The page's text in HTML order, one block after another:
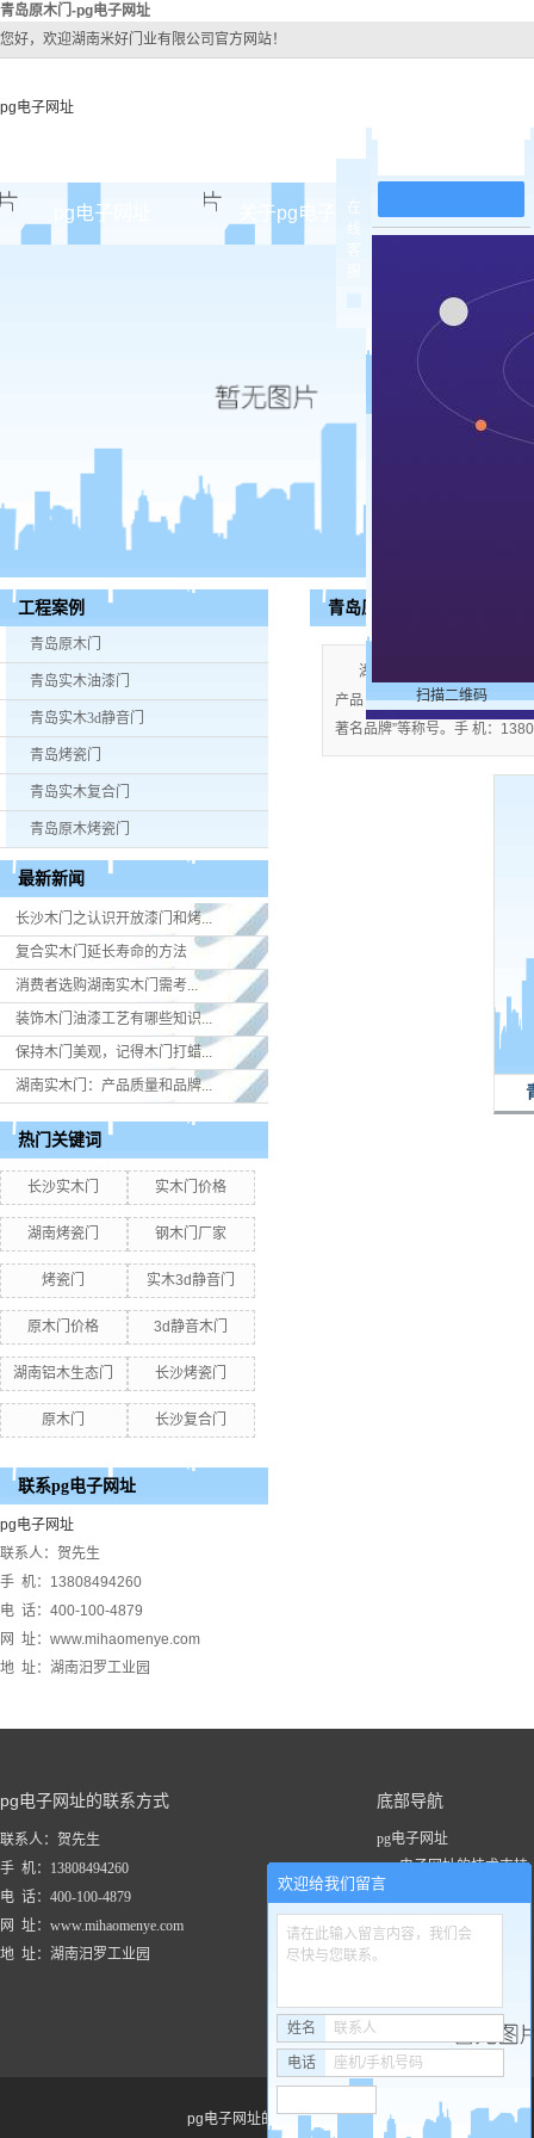
青岛原木门-pg电子网址
您好，欢迎湖南米好门业有限公司官方网站！
pg电子网址
pg电子网址 关于pg电子网址
公司团队
pg电子网址
青岛实木
青岛实木
青岛烤
青岛实木
工程案例
青岛原木门
青岛实木油漆门
青岛实木3d静音门
青岛烤瓷门
青岛实木复合门
青岛原木烤瓷门
最新新闻
长沙木门之认识开放漆门和烤...
复合实木门延长寿命的方法
消费者选购湖南实木门​需考...
装饰木门油漆工艺有哪些知识...
保持木门美观，记得木门打蜡...
湖南实木门：产品质量和品牌...
热门关键词
长沙实木门 实木门价格
湖南烤瓷门 钢木门厂家
烤瓷门 实木3d静音门
原木门价格 3d静音木门
湖南铝木生态门 长沙烤瓷门
原木门 长沙复合门
联系pg电子网址
pg电子网址
联系人：贺先生
手 机：13808494260
电 话：400-100-4879
网 址：www.mihaomenye.com
地 址：湖南汨罗工业园
青岛原木门
湖南米好门业有限公司公
产品；企业视产品质量为生命
著名品牌”等称号。手 机：
pg电子网址的联系方式
联系人：贺先生
手 机：13808494260
电 话：400-100-4879
网 址：www.mihaomenye.com
地 址：湖南汨罗工业园
底部导航
pg电子网址
pg电子网址的技术支持
关于pg电子网址
工程案例
pg电子网址的友情链接：
在
扫描二维码
欢迎给我们留言
请在此输入留言内容，我们会
尽快与您联系。
姓名 联系人
电话 座机/手机号码